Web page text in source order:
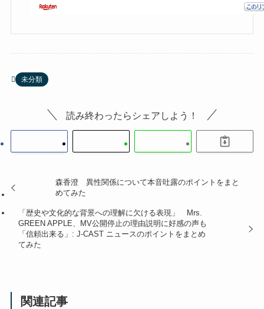
未分類
読み終わったらシェアしよう！
森香澄 異性関係について本音吐露のポイントをまと
めてみた
「歴史や文化的な背景への理解に欠ける表現」 Mrs.
GREEN APPLE、MV公開停止の理由説明に好感の声も
「信頼出来る」: J-CAST ニュースのポイントをまとめ
てみた
関連記事